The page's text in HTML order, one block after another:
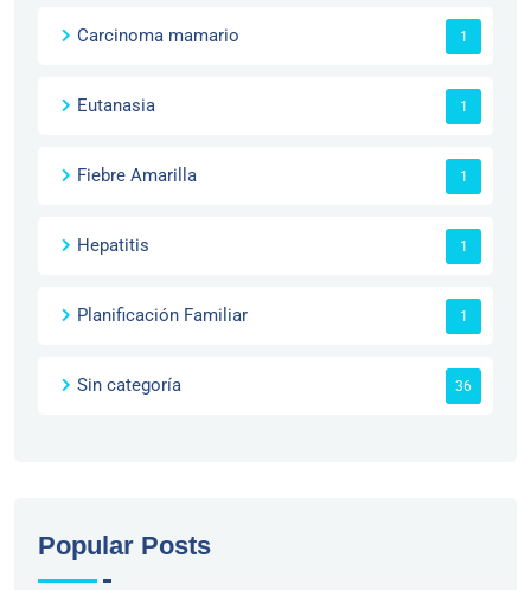
Carcinoma mamario 1
Eutanasia 1
Fiebre Amarilla 1
Hepatitis 1
Planificación Familiar 1
Sin categoría 36
Popular Posts